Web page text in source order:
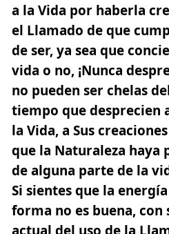
a la Vida por haberla
el Llamado de que
de ser, ya sea que
vida o no, ¡Nunca
no pueden ser chelas
tiempo que desprecien
la Vida, a Sus
que la Naturaleza haya
de alguna parte de la
Si sientes que la
forma no es buena,